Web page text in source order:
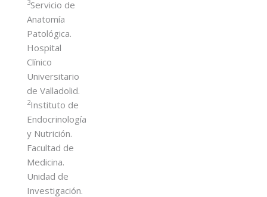
3Servicio de
Anatomía
Patológica.
Hospital
Clínico
Universitario
de Valladolid.
2Instituto de
Endocrinología
y Nutrición.
Facultad de
Medicina.
Unidad de
Investigación.